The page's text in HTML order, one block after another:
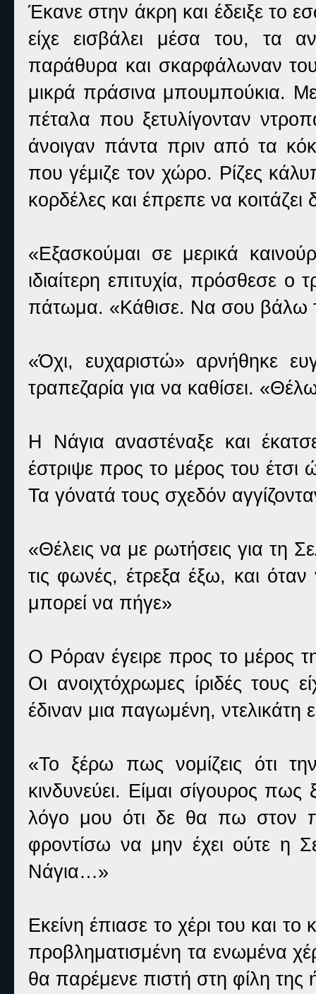
Έκανε στην άκρη και έδειξε το
είχε εισβάλει μέσα του, τα
παράθυρα και σκαρφάλωναν
μικρά πράσινα μπουμπούκια.
πέταλα που ξετυλίγονταν
άνοιγαν πάντα πριν από τα
που γέμιζε τον χώρο. Ρίζες
κορδέλες και έπρεπε να
«Εξασκούμαι σε μερικά
ιδιαίτερη επιτυχία, πρόσθεσε
πάτωμα. «Κάθισε. Να σου βάλω
«Όχι, ευχαριστώ» αρνήθηκε
τραπεζαρία για να καθίσει.
Η Νάγια αναστέναξε και
έστριψε προς το μέρος του
Τα γόνατά τους σχεδόν
«Θέλεις να με ρωτήσεις για τη
τις φωνές, έτρεξα έξω, και
μπορεί να πήγε»
Ο Ρόραν έγειρε προς το μέρος
Οι ανοιχτόχρωμες ίριδές τους
έδιναν μια παγωμένη, ντελικάτη
«Το ξέρω πως νομίζεις ότι
κινδυνεύει. Είμαι σίγουρος
λόγο μου ότι δε θα πω στον
φροντίσω να μην έχει ούτε η
Νάγια…»
Εκείνη έπιασε το χέρι του και το
προβληματισμένη τα ενωμένα
θα παρέμενε πιστή στη φίλη